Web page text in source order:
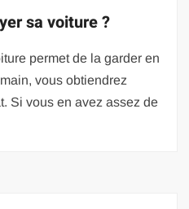
sa voiture ?
permet de la garder en
vous obtiendrez
Si vous en avez assez de